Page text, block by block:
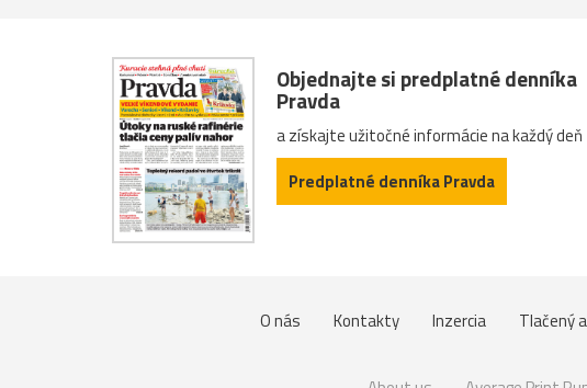
Objednajte si predplatné denníka
Pravda
a získajte užitočné informácie na každý deň
Predplatné denníka Pravda
O nás Kontakty Inzercia Tlačený